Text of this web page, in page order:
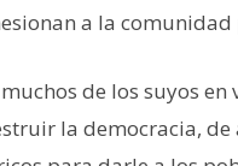
a la
de los suyos
la democracia,